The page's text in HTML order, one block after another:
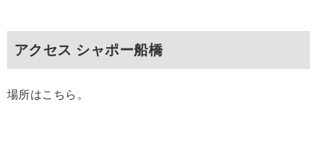
アクセス シャポー船橋
場所はこちら。